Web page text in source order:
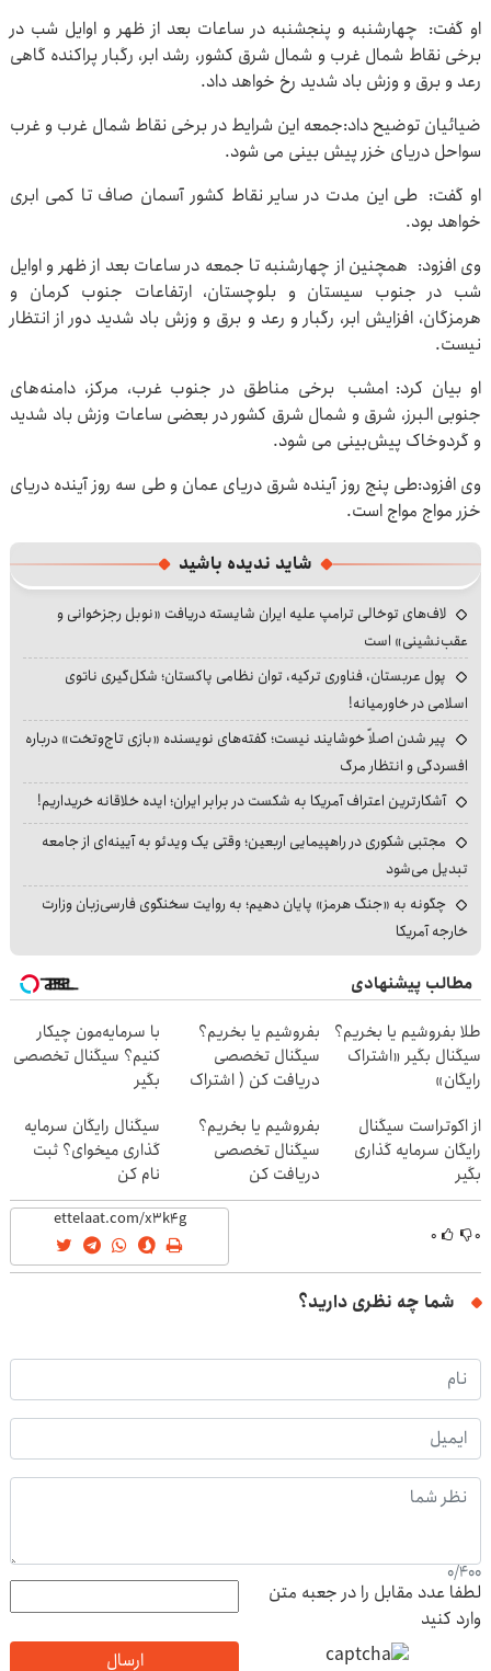
او گفت: چهارشنبه و پنجشنبه در ساعات بعد از ظهر و اوایل شب در
برخی نقاط شمال غرب و شمال شرق کشور، رشد ابر، رگبار پراکنده گاهی
رعد و برق و وزش باد شدید رخ خواهد داد.
ضیائیان توضیح داد:جمعه این شرایط در برخی نقاط شمال غرب و غرب
سواحل دریای خزر پیش بینی می شود.
او گفت: طی این مدت در سایر نقاط کشور آسمان صاف تا کمی ابری
خواهد بود.
وی افزود: همچنین از چهارشنبه تا جمعه در ساعات بعد از ظهر و اوایل
شب در جنوب سیستان و بلوچستان، ارتفاعات جنوب کرمان و
هرمزگان، افزایش ابر، رگبار و رعد و برق و وزش باد شدید دور از انتظار
نیست.
او بیان کرد: امشب برخی مناطق در جنوب غرب، مرکز، دامنه‌های
جنوبی البرز، شرق و شمال شرق کشور در بعضی ساعات وزش باد شدید
و گردوخاک پیش‌بینی می شود.
وی افزود:طی پنج روز آینده شرق دریای عمان و طی سه روز آینده دریای
خزر مواج مواج است.
شاید ندیده باشید
لاف‌های توخالی ترامپ علیه ایران شایسته دریافت «نوبل رجزخوانی و
عقب‌نشینی» است
پول عربستان، فناوری ترکیه، توان نظامی پاکستان؛ شکل‌گیری ناتوی
اسلامی در خاورمیانه!
پیر شدن اصلاً خوشایند نیست؛ گفته‌های نویسنده «بازی تاج‌وتخت» درباره
افسردگی و انتظار مرگ
آشکارترین اعتراف آمریکا به شکست در برابر ایران؛ ایده خلاقانه خریداریم!
مجتبی شکوری در راهپیمایی اربعین؛ وقتی یک ویدئو به آیینه‌ای از جامعه
تبدیل می‌شود
چگونه به «جنگ هرمز» پایان دهیم؛ به روایت سخنگوی فارسی‌زبان وزارت
خارجه آمریکا
مطالب پیشنهادی
طلا بفروشیم یا بخریم؟
سیگنال بگیر «اشتراک
رایگان»
بفروشیم یا بخریم؟
سیگنال تخصصی
دریافت کن ( اشتراک
با سرمایه‌مون چیکار
کنیم؟ سیگنال تخصصی
بگیر
از اکوتراست سیگنال
رایگان سرمایه گذاری
بگیر
بفروشیم یا بخریم؟
سیگنال تخصصی
دریافت کن
سیگنال رایگان سرمایه
گذاری میخوای؟ ثبت
نام کن
۰ ۰
شما چه نظری دارید؟
0/400
لطفا عدد مقابل را در جعبه متن
وارد کنید
ارسال